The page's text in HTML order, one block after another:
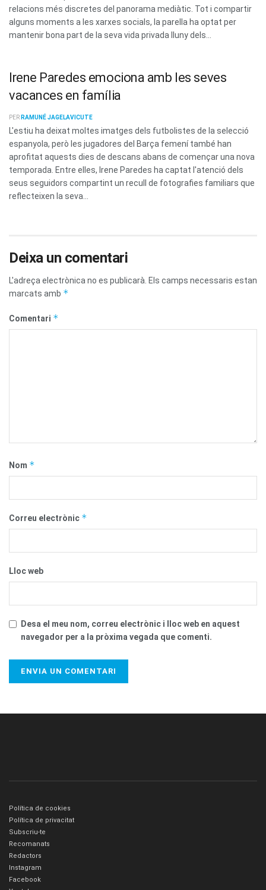
relacions més discretes del panorama mediàtic. Tot i compartir
alguns moments a les xarxes socials, la parella ha optat per
mantenir bona part de la seva vida privada lluny dels...
Irene Paredes emociona amb les seves
vacances en família
PER RAMUNÉ JAGELAVICUTE
L'estiu ha deixat moltes imatges dels futbolistes de la selecció
espanyola, però les jugadores del Barça femení també han
aprofitat aquests dies de descans abans de començar una nova
temporada. Entre elles, Irene Paredes ha captat l'atenció dels
seus seguidors compartint un recull de fotografies familiars que
reflecteixen la seva...
Deixa un comentari
L'adreça electrònica no es publicarà. Els camps necessaris estan
marcats amb *
Comentari *
Nom *
Correu electrònic *
Lloc web
Desa el meu nom, correu electrònic i lloc web en aquest
navegador per a la pròxima vegada que comenti.
Política de cookies
Política de privacitat
Subscriu-te
Recomanats
Redactors
Instagram
Facebook